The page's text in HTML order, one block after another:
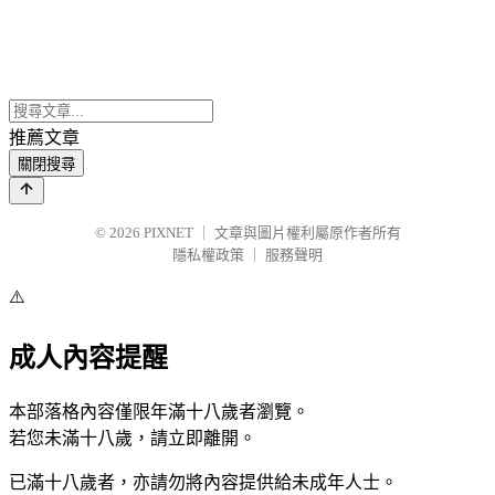
推薦文章
關閉搜尋
© 2026 PIXNET
文章與圖片權利屬原作者所有
隱私權政策
服務聲明
⚠️
成人內容提醒
本部落格內容僅限年滿十八歲者瀏覽。
若您未滿十八歲，請立即離開。
已滿十八歲者，亦請勿將內容提供給未成年人士。